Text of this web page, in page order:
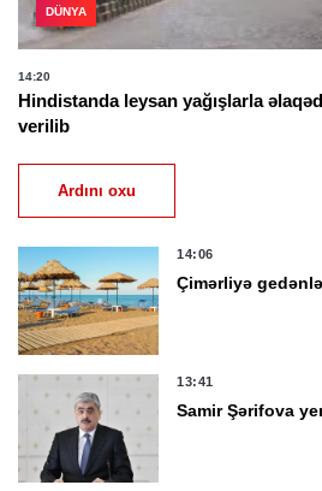
DÜNYA
14:20
Hindistanda leysan yağışlarla
verilib
Ardını oxu
14:06
Çimərliyə
13:41
Samir Şərifova